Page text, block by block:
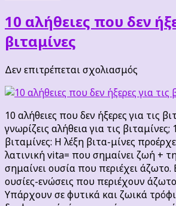
10 αλήθειες που δεν
βιταμίνες
Δεν επιτρέπεται σχολιασμός
αλήθειες
δεν
ήξερες
για
τις
10 αλήθειες που δεν ήξερες για τις
γνωρίζεις αλήθεια για τις βιταμίνες;
βιταμίνες: Η λέξη βιτα-μίνες
λατινική vita= που σημαίνει ζωή +
σημαίνει ουσία που περιέχει άζωτο.
ουσίες-ενώσεις που περιέχουν
Υπάρχουν σε φυτικά και ζωικά